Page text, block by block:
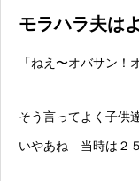
モラハラ夫は
「ねえ〜オバサン！
そう言ってよく子供
いやあね 当時は２